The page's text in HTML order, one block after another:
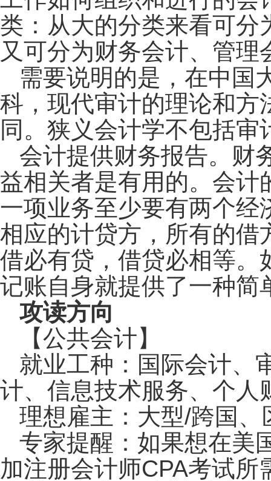
类：从大的分类来看可分
又可分为财务会计、管理
需要说明的是，在中国
科，现代审计的理论和方
同。狭义会计学不包括审
会计提供财务报告。财
益相关者是有用的。会计
一项业务至少要有两个经
相应的计贷方，所有的借
借必有贷，借贷必相等。
记账自身就提供了一种简
攻读方向
【公共会计】
就业工种：国际会计、
计、信息技术服务、个人
理想雇主：大型/跨国
专家提醒：如果想在美
加注册会计师CPA考试